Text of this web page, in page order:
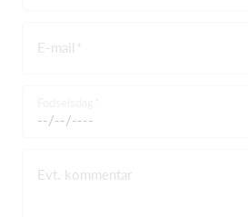
E-mail
Evt. kommentar